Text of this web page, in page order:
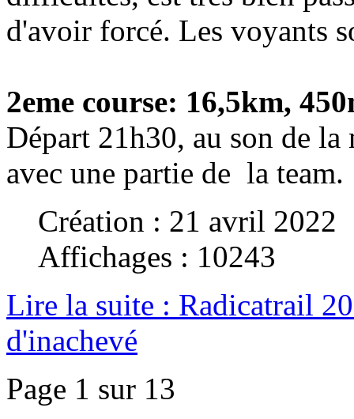
d'avoir forcé. Les voyants
2eme course: 16,5km,
Départ 21h30, au son de la
avec une partie de la team.
Création : 21 avril 2022
Affichages : 10243
Lire la suite : Radicatrail
d'inachevé
Page 1 sur 13